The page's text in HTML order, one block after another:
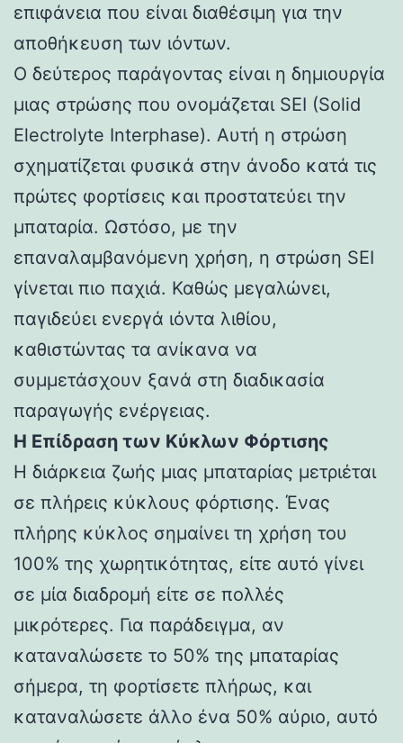
επιφάνεια που είναι διαθέσιμη για την
αποθήκευση των ιόντων.
Ο δεύτερος παράγοντας είναι η δημιουργία
μιας στρώσης που ονομάζεται SEI (Solid
Electrolyte Interphase). Αυτή η στρώση
σχηματίζεται φυσικά στην άνοδο κατά τις
πρώτες φορτίσεις και προστατεύει την
μπαταρία. Ωστόσο, με την
επαναλαμβανόμενη χρήση, η στρώση SEI
γίνεται πιο παχιά. Καθώς μεγαλώνει,
παγιδεύει ενεργά ιόντα λιθίου,
καθιστώντας τα ανίκανα να
συμμετάσχουν ξανά στη διαδικασία
παραγωγής ενέργειας.
Η Επίδραση των Κύκλων Φόρτισης
Η διάρκεια ζωής μιας μπαταρίας μετριέται
σε πλήρεις κύκλους φόρτισης. Ένας
πλήρης κύκλος σημαίνει τη χρήση του
100% της χωρητικότητας, είτε αυτό γίνει
σε μία διαδρομή είτε σε πολλές
μικρότερες. Για παράδειγμα, αν
καταναλώσετε το 50% της μπαταρίας
σήμερα, τη φορτίσετε πλήρως, και
καταναλώσετε άλλο ένα 50% αύριο, αυτό